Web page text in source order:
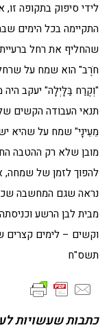
לידי סיפוק בתקופה
התקיימה בכל הימים
שהחליף את רחל
חֹרֶב" הוא שמח על
"וְקֶרַח בַּלָּיְלָה" יעקב
תנאי העבודה הקשים
מֵעֵינָי" שמח על שהיא
מובן שלא רק ההטבה
להפוך לזמן של שמחה,
נראה שגם המחשבה
מבית לבן הרשע
וקשים – לימים
תשס"ח
כתבות שעשויות